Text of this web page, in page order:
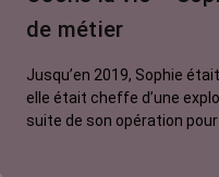
de métier
Jusqu’en 2019, Sophie
elle était cheffe d’une
suite de son opération pour